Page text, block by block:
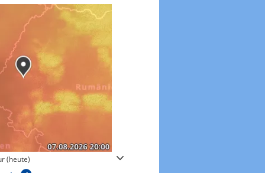
(heute) Windgeschwindigkeiten in 3h